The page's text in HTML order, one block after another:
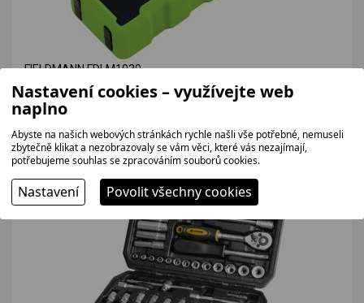
FIELDMANN FDLM1030
Laserový měřič vzdálenosti s rozsahem měření do 30m.
602 bez DPH
729 Kč
VÝHODNÁ NABÍDKA
Nastavení cookies – využívejte web
naplno
Abyste na našich webových stránkách rychle našli vše potřebné, nemuseli
zbytečně klikat a nezobrazovaly se vám věci, které vás nezajímají,
potřebujeme souhlas se zpracováním souborů cookies.
Nastavení Povolit všechny cookies